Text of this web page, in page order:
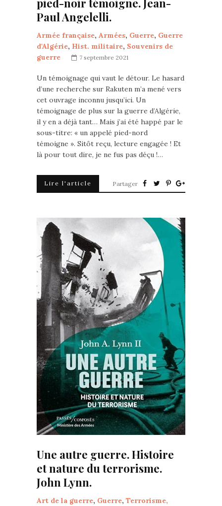
Paul Angelelli.
Armée française, Armées, Guerre, Guerre
d'Algérie, Hist. militaire, Souvenirs de
guerre
7 septembre 2021
Un témoignage qui vaut le détour. Le hasard
d’une recherche sur Rakuten m’a mené vers
cet ouvrage inconnu jusqu’ici. Un
témoignage de plus sur la guerre d’Algérie,
il y en a déjà tant… Mais j’ai été happé par le
sous-titre: « un appelé pied-nord
témoigne ». Sitôt reçu, lecture engagée ! Et
là pour tout dire, je ne fus pas déçu !…
Lire l'article Partager
Une autre guerre. Histoire
et nature du terrorisme.
John Lynn.
Art de la guerre, Guerre, Terrorisme,